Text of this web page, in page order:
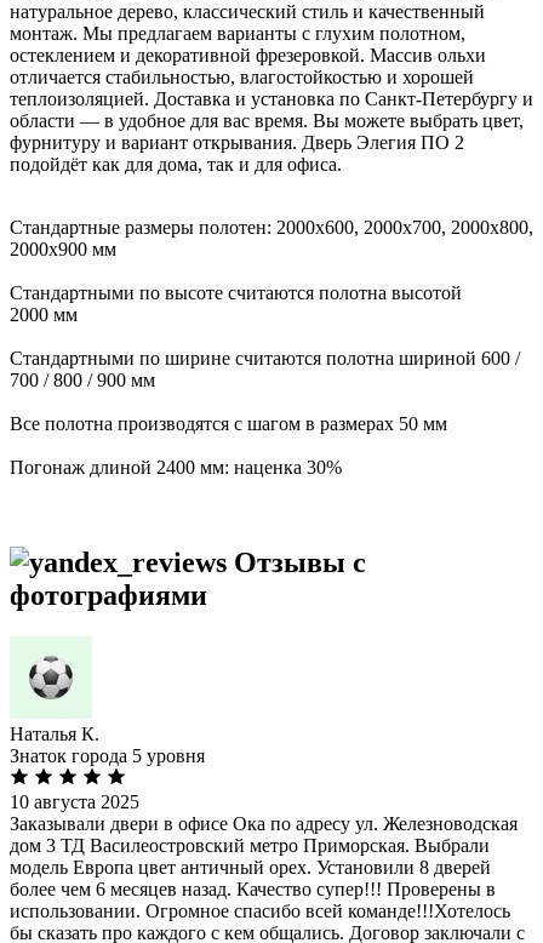
натуральное дерево, классический стиль и качественный
монтаж. Мы предлагаем варианты с глухим полотном,
остеклением и декоративной фрезеровкой. Массив ольхи
отличается стабильностью, влагостойкостью и хорошей
теплоизоляцией. Доставка и установка по Санкт-Петербургу и
области — в удобное для вас время. Вы можете выбрать цвет,
фурнитуру и вариант открывания. Дверь Элегия ПО 2
подойдёт как для дома, так и для офиса.
Стандартные размеры полотен: 2000x600, 2000x700, 2000x800,
2000x900 мм
Стандартными по высоте считаются полотна высотой
2000 мм
Стандартными по ширине считаются полотна шириной 600 /
700 / 800 / 900 мм
Все полотна производятся с шагом в размерах 50 мм
Погонаж длиной 2400 мм: наценка 30%
Отзывы с
фотографиями
Наталья К.
Знаток города 5 уровня
10 августа 2025
Заказывали двери в офисе Ока по адресу ул. Железноводская
дом 3 ТД Василеостровский метро Приморская. Выбрали
модель Европа цвет античный орех. Установили 8 дверей
более чем 6 месяцев назад. Качество супер!!! Проверены в
использовании. Огромное спасибо всей команде!!!Хотелось
бы сказать про каждого с кем общались. Договор заключали с